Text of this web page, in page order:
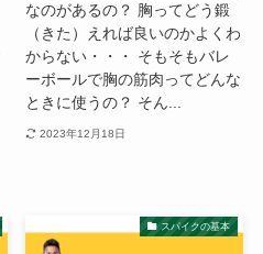
なのがあるの？ 胸ってどう鍛
（きた）えれば良いのかよくわ
からない・・・ そもそもバレ
ーボールで胸の筋肉ってどんな
ときに使うの？ そん...
2023年12月18日
スパイクの基本